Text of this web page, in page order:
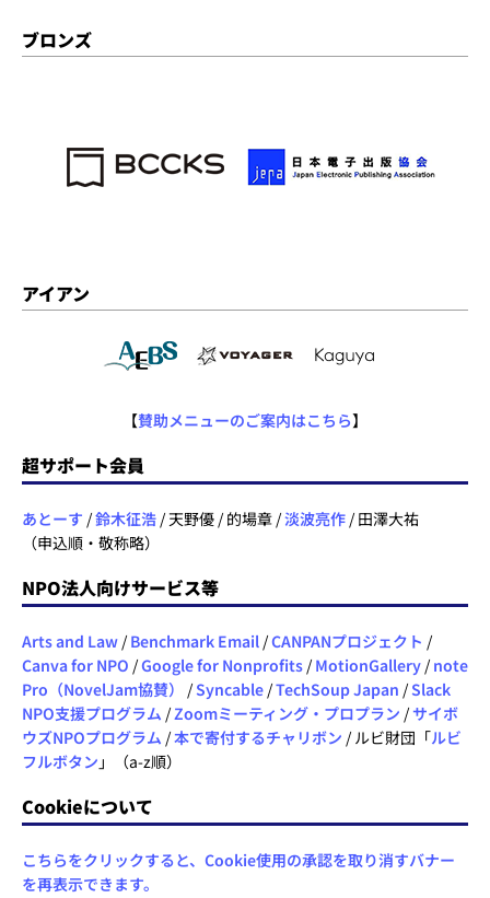
ブロンズ
アイアン
【賛助メニューのご案内はこちら】
超サポート会員
あとーす /鈴木征浩 / 天野優 / 的場章 /淡波亮作 / 田澤大祐
（申込順・敬称略）
NPO法人向けサービス等
Arts and Law / Benchmark Email /CANPANプロジェクト /
Canva for NPO /Google for Nonprofits / MotionGallery / note
Pro（NovelJam協賛）
/Syncable /TechSoup Japan /Slack
NPO支援プログラム /Zoomミーティング・プロプラン /サイボ
ウズNPOプログラム /本で寄付するチャリボン / ルビ財団「ルビ
フルボタン 」（a-z順）
Cookieについて
こちらをクリックすると、Cookie使用の承認を取り消すバナー
を再表示できます。